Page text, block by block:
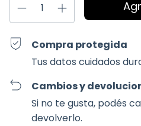
Compra protegida
Tus datos cuidados
Cambios y
Si no te gusta, podés
devolverlo.